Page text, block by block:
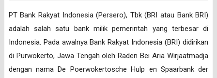
PT Bank Rakyat Indonesia (Persero), Tbk (BRI atau Bank BRI)
adalah salah satu bank milik pemerintah yang terbesar di
Indonesia. Pada awalnya Bank Rakyat Indonesia (BRI) didirikan
di Purwokerto, Jawa Tengah oleh Raden Bei Aria Wirjaatmadja
dengan nama De Poerwokertosche Hulp en Spaarbank der